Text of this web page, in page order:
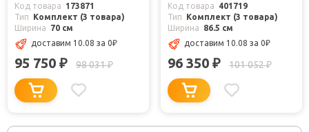
Код товара
173871
Тип
Комплект (3 товара)
Ширина
70 см
доставим 10.08 за 0₽
95 750 ₽ 98 031₽
Код товара
401719
Тип
Комплект (3 товара)
Ширина
86.5 см
доставим 10.08 за 0₽
96 350 ₽ 101 052₽